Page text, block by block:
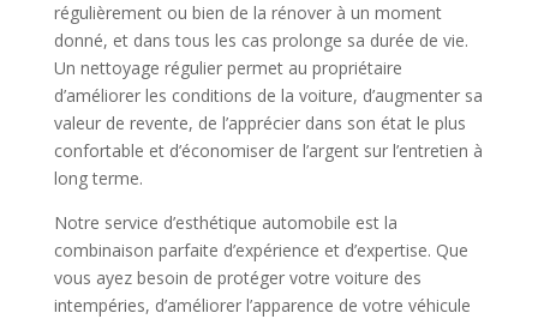
régulièrement ou bien de la rénover à un moment
donné, et dans tous les cas prolonge sa durée de vie.
Un nettoyage régulier permet au propriétaire
d’améliorer les conditions de la voiture, d’augmenter sa
valeur de revente, de l’apprécier dans son état le plus
confortable et d’économiser de l’argent sur l’entretien à
long terme.
Notre service d’esthétique automobile est la
combinaison parfaite d’expérience et d’expertise. Que
vous ayez besoin de protéger votre voiture des
intempéries, d’améliorer l’apparence de votre véhicule